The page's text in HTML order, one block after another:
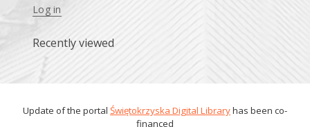
Log in
Recently viewed
Update of the portal Świętokrzyska Digital Libraryhas been co-
financed